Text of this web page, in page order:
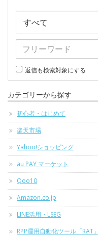
返信も検索対象にする
カテゴリーから探す
初心者・はじめて
楽天市場
Yahoo!ショッピング
au PAY マーケット
Qoo10
Amazon.co.jp
LINE活用・LSEG
RPP運用自動化ツール「RAT」